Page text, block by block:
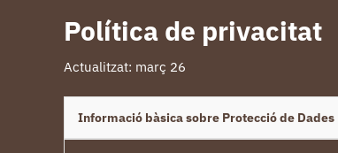
Política de privacitat
Actualitzat: març 26
Informació bàsica sobre Protecció de Dades